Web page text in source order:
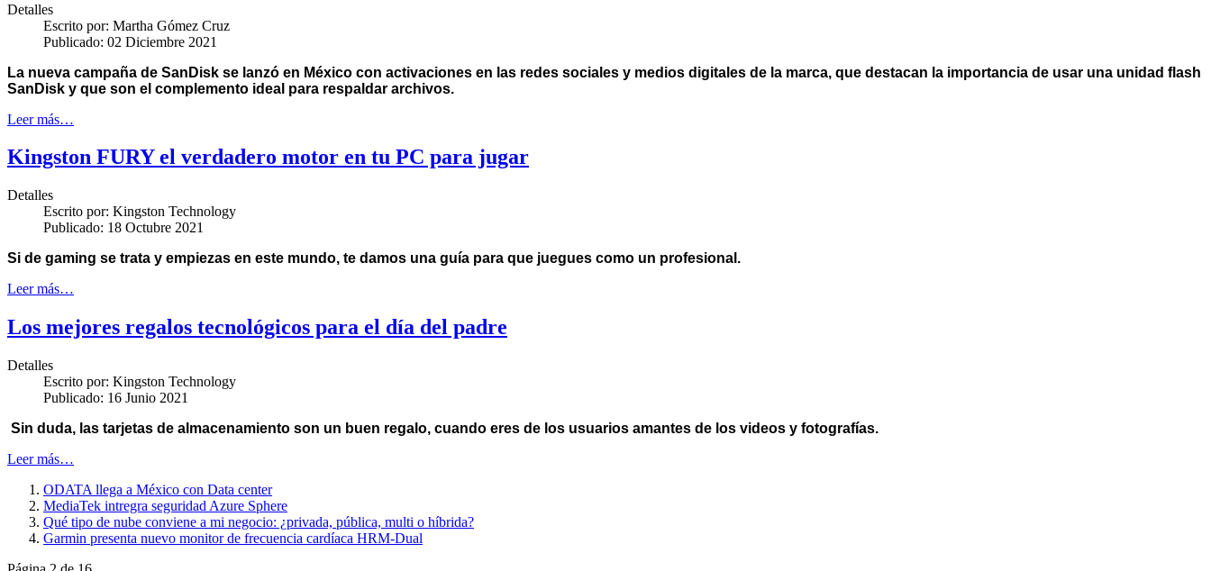
Detalles
Escrito por: Martha Gómez Cruz
Publicado: 02 Diciembre 2021
La nueva campaña de SanDisk se lanzó en México con activaciones en las redes sociales y medios digitales de la marca, que destacan la importancia de usar una unidad flash
SanDisk y que son el complemento ideal para respaldar archivos.
Leer más…
Kingston FURY el verdadero motor en tu PC para jugar
Detalles
Escrito por: Kingston Technology
Publicado: 18 Octubre 2021
Si de gaming se trata y empiezas en este mundo, te damos una guía para que juegues como un profesional.
Leer más…
Los mejores regalos tecnológicos para el día del padre
Detalles
Escrito por: Kingston Technology
Publicado: 16 Junio 2021
Sin duda, las tarjetas de almacenamiento son un buen regalo, cuando eres de los usuarios amantes de los videos y fotografías.
Leer más…
ODATA llega a México con Data center
MediaTek intregra seguridad Azure Sphere
Qué tipo de nube conviene a mi negocio: ¿privada, pública, multi o híbrida?
Garmin presenta nuevo monitor de frecuencia cardíaca HRM-Dual